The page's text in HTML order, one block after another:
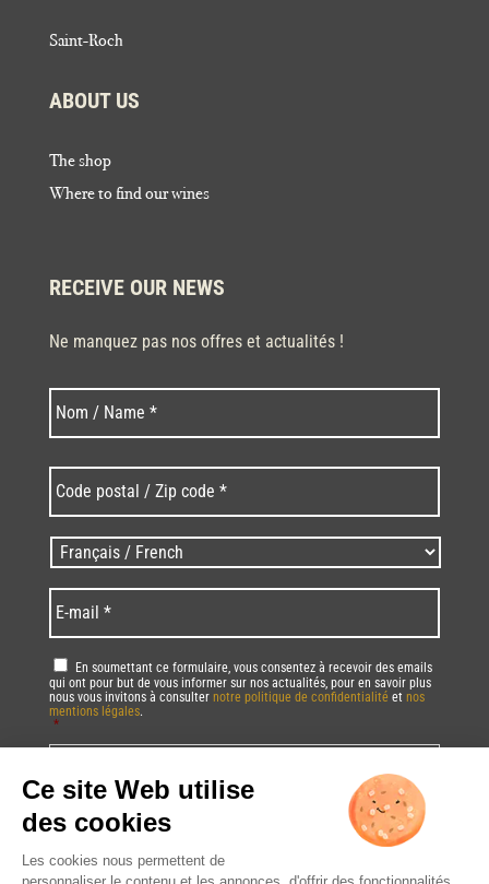
Saint-Roch
ABOUT US
The shop
Where to find our wines
RECEIVE OUR NEWS
Ne manquez pas nos offres et actualités !
Nom * Last
postal
/
Zip
code
* *
Langues
/
Language *
mail *
RGPD *
En soumettant ce formulaire, vous consentez à recevoir des emails
qui ont pour but de vous informer sur nos actualités, pour en savoir plus
nous vous invitons à consulter notre politique de confidentialité et nos
mentions légales.
*
CAPTCHA